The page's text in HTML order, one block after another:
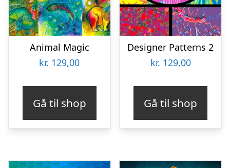
Animal Magic
kr. 129,00
Gå til shop
Designer Patterns 2
kr. 129,00
Gå til shop